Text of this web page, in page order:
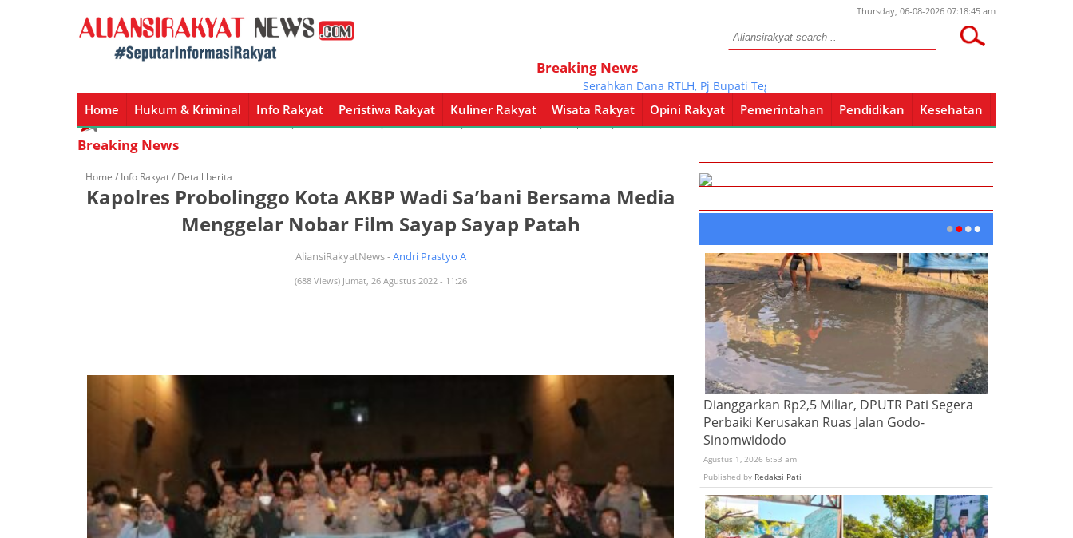
Thursday, 06-08-2026 07:18:45 am
Breaking News
Serahkan Dana RTLH, Pj Bupati Tegaskan Tak Ada Potongan Bantuan
Home Hukum & Kriminal Info Rakyat Peristiwa Rakyat Kuliner Rakyat Wisata Rakyat Opini Rakyat Pemerintahan Pendidikan Kesehatan
Home Hukum & Kriminal Info Rakyat Peristiwa Rakyat Kuliner Rakyat Wisata Rakyat Opini Rakyat Pemerintahan Pendidikan Kesehatan
Breaking News
Home / Info Rakyat/ Detail berita
Kapolres Probolinggo Kota AKBP Wadi Sa’bani Bersama Media
Menggelar Nobar Film Sayap Sayap Patah
AliansiRakyatNews -Andri Prastyo A
(688 Views) Jumat, 26 Agustus 2022 - 11:26
Dianggarkan Rp2,5 Miliar, DPUTR Pati Segera
Perbaiki Kerusakan Ruas Jalan Godo-
Sinomwidodo
Agustus 1, 2026 6:53 am
Published by Redaksi Pati